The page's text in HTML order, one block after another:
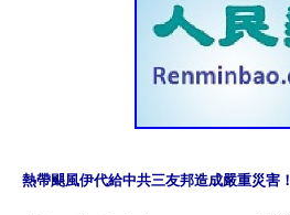
熱帶颶風伊代給中共三友邦造成嚴重災害！